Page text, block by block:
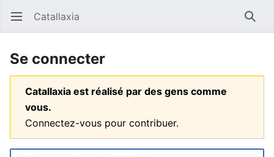
Ouvrir le menu principal Catallaxia
Se connecter
Catallaxia est réalisé par des gens comme
vous.
Connectez-vous pour contribuer.